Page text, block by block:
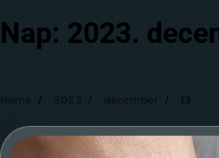
Nap: 2023.
Home 2023 december 13